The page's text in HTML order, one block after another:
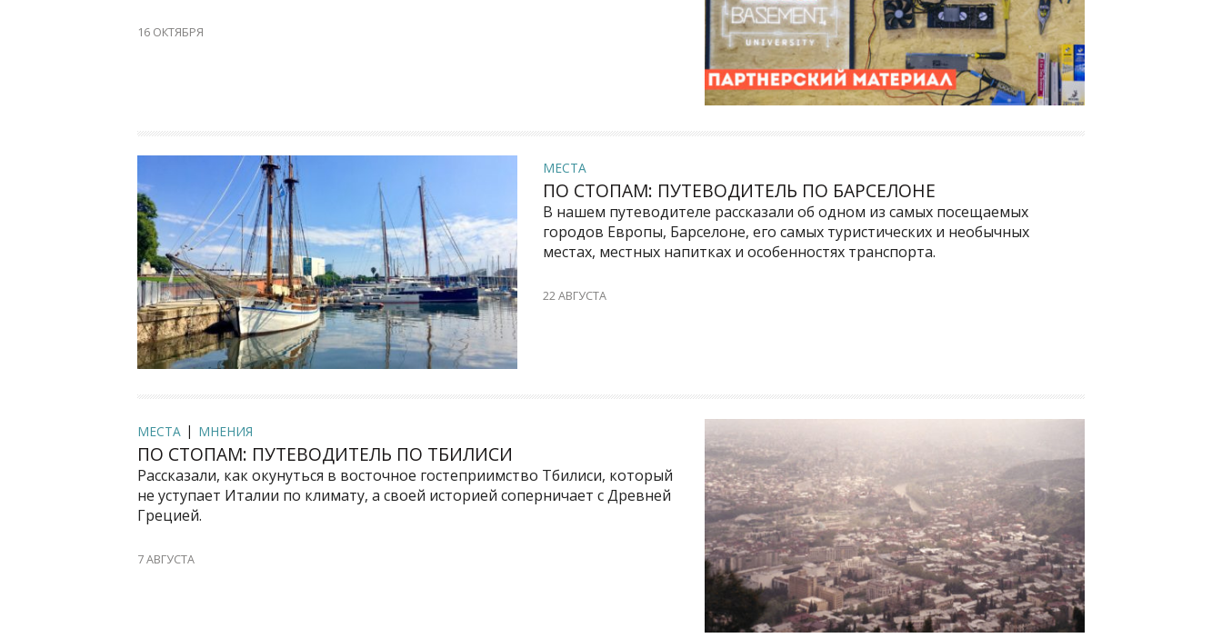
16 ОКТЯБРЯ
МЕСТА
ПО СТОПАМ: ПУТЕВОДИТЕЛЬ ПО БАРСЕЛОНЕ
В нашем путеводителе рассказали об одном из самых посещаемых
городов Европы, Барселоне, его самых туристических и необычных
местах, местных напитках и особенностях транспорта.
22 АВГУСТА
МЕСТА МНЕНИЯ
ПО СТОПАМ: ПУТЕВОДИТЕЛЬ ПО ТБИЛИСИ
Рассказали, как окунуться в восточное гостеприимство Тбилиси, который
не уступает Италии по климату, а своей историей соперничает с Древней
Грецией.
7 АВГУСТА